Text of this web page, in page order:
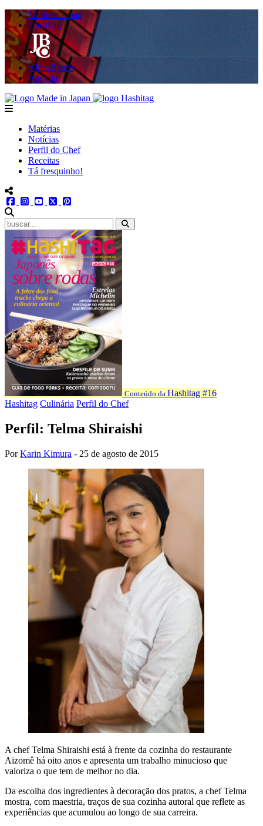
Made in Japan
Hashitag
AkibaSpace
Agenda
Powered By Made in Japan
Hashitag
menu
Matérias
Notícias
Perfil do Chef
Receitas
Tá fresquinho!
menu redes social
facebookinstagram
youtube
twitter
Conteúdo da Hashitag #16
Hashitag Culinária Perfil do Chef
Perfil: Telma Shiraishi
PorKarin Kimura - 25 de agosto de 2015
A chef Telma Shiraishi está à frente da cozinha do restaurante
Aizomê há oito anos e apresenta um trabalho minucioso que
valoriza o que tem de melhor no dia.
Da escolha dos ingredientes à decoração dos pratos, a chef Telma
mostra, com maestria, traços de sua cozinha autoral que reflete as
experiências que acumulou ao longo de sua carreira.